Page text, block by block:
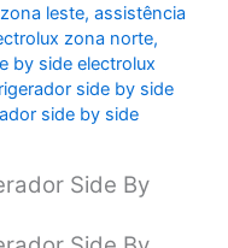
leste,assistência
zona norte,
by side electrolux
side by side
side by side
Side By